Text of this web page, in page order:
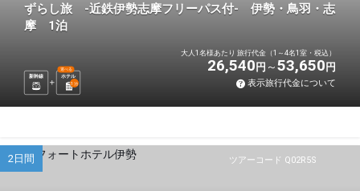
ずらし旅 -近鉄伊勢志摩フリーパス付- 伊勢・鳥羽・志
摩 1泊
新幹線 ホテル
選べる
1 泊
大人1名様あたり 旅行代金（1～4名1室・税込）
26,540 円 53,650 円
表示旅行代金について
ツアーコード Q02R5S
2日間